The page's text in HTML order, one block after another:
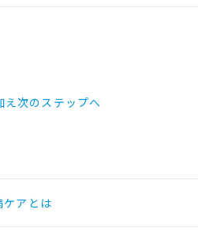
え次のステップへ
ケアとは